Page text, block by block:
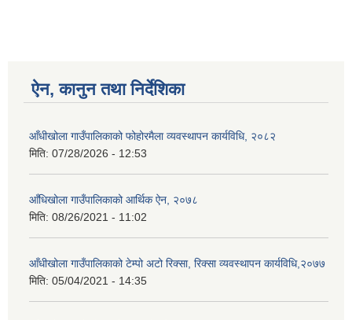
ऐन, कानुन तथा निर्देशिका
आँधीखोला गाउँपालिकाको फोहोरमैला व्यवस्थापन कार्यविधि, २०८२
मिति: 07/28/2026 - 12:53
आँधिखोला गाउँपालिकाको आर्थिक ऐन, २०७८
मिति: 08/26/2021 - 11:02
आँधीखोला गाउँपालिकाको टेम्पो अटो रिक्सा, रिक्सा व्यवस्थापन कार्यविधि,२०७७
मिति: 05/04/2021 - 14:35